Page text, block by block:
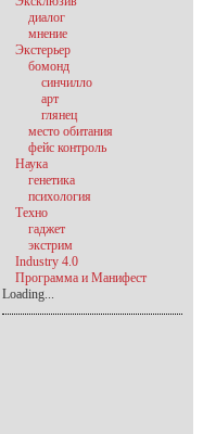
диалог
мнение
Экстерьер
бомонд
синчилло
арт
глянец
место обитания
фейс контроль
Наука
генетика
психология
Техно
гаджет
экстрим
Industry 4.0
Программа и Манифест
Loading...